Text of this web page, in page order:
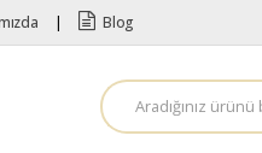
Blog
A
r
a